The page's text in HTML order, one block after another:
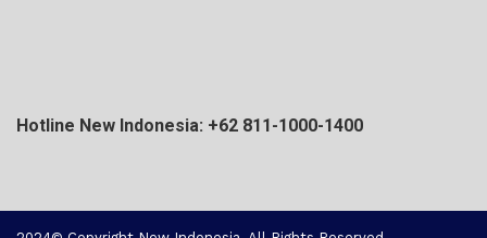
Hotline New Indonesia: +62 811-1000-1400